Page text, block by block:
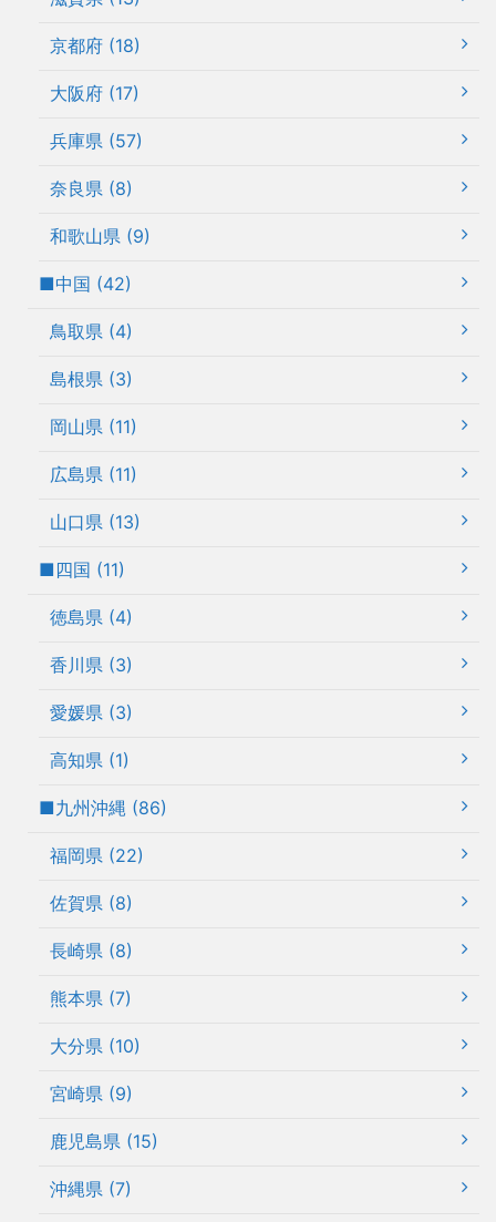
京都府 (18)
大阪府 (17)
兵庫県 (57)
奈良県 (8)
和歌山県 (9)
■中国 (42)
鳥取県 (4)
島根県 (3)
岡山県 (11)
広島県 (11)
山口県 (13)
■四国 (11)
徳島県 (4)
香川県 (3)
愛媛県 (3)
高知県 (1)
■九州沖縄 (86)
福岡県 (22)
佐賀県 (8)
長崎県 (8)
熊本県 (7)
大分県 (10)
宮崎県 (9)
鹿児島県 (15)
沖縄県 (7)